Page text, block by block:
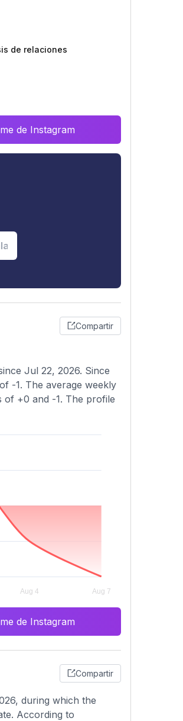
de relaciones
de Instagram
Compartir
Jul 22, 2026. Since
-1. The average weekly
of +0 and -1. The profile
de Instagram
Compartir
during which the
According to